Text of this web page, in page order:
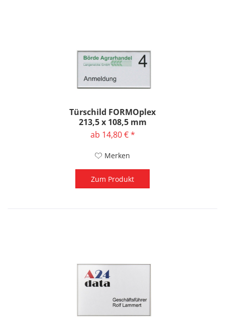
Türschild FORMOplex
213,5 x 108,5 mm
ab 14,80 € *
Merken
Zum Produkt